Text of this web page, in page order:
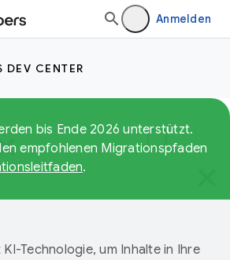
Anmelden
DEV CENTER
bis Ende 2026 unterstützt.
empfohlenen Migrationspfaden
.
Technologie, um Inhalte in Ihre